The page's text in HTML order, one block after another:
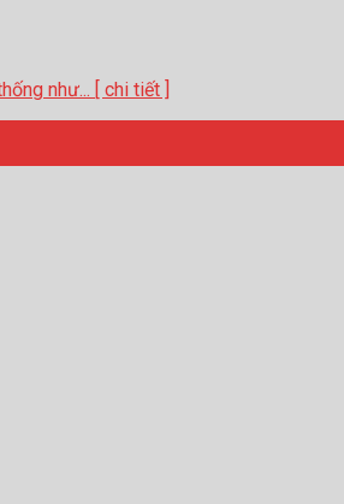
như... [ chi tiết ]